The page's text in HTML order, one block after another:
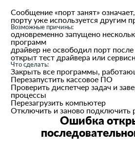
Сообщение «порт занят»
порту уже используется другим
Возможные причины:
одновременно запущено
программ
драйвер не освободил порт после
открыт тест драйвера или
Что сделать:
Закрыть все программы,
Перезапустить кассовое ПО
Проверить диспетчер задач и
процессы
Перезагрузить компьютер
Отключить и заново подключить
Ошибка